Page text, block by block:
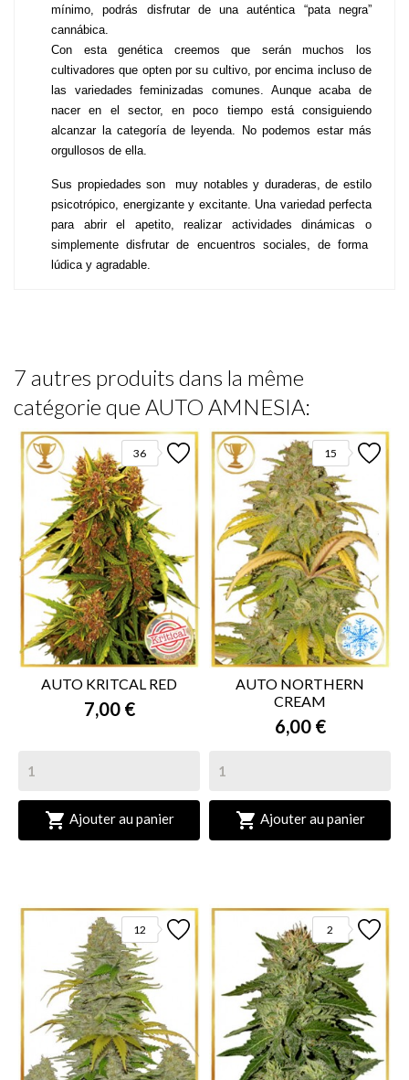
mínimo, podrás disfrutar de una auténtica “pata negra”
cannábica.
Con esta genética creemos que serán muchos los
cultivadores que opten por su cultivo, por encima incluso de
las variedades feminizadas comunes. Aunque acaba de
nacer en el sector, en poco tiempo está consiguiendo
alcanzar la categoría de leyenda. No podemos estar más
orgullosos de ella.
Sus propiedades son  muy notables y duraderas, de estilo
psicotrópico, energizante y excitante. Una variedad perfecta
para abrir el apetito, realizar actividades dinámicas o
simplemente disfrutar de encuentros sociales, de forma
lúdica y agradable.
7 autres produits dans la même
catégorie que AUTO AMNESIA:
36
AUTO KRITCAL RED
7,00 €
 Ajouter au panier
15
AUTO NORTHERN
CREAM
6,00 €
 Ajouter au panier
12 2